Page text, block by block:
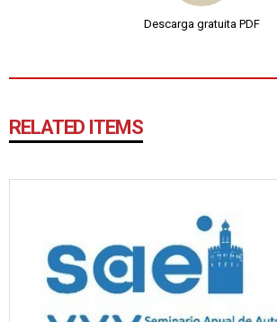
Descarga gratuita PDF
RELATED ITEMS